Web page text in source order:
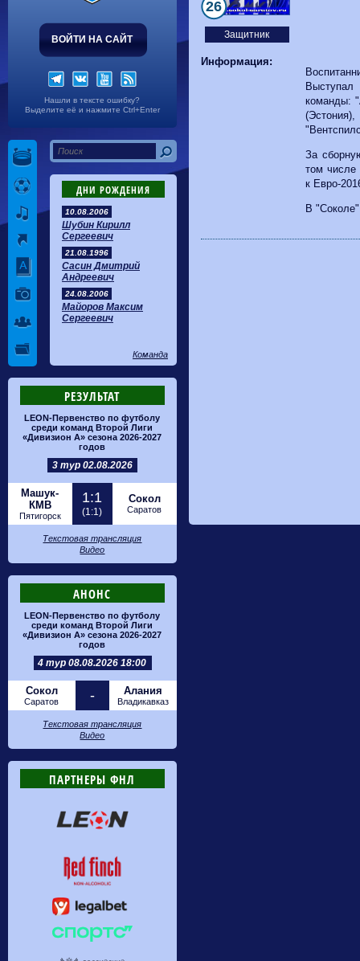
ВОЙТИ НА САЙТ
Нашли в тексте ошибку?
Выделите её и нажмите Ctrl+Enter
ДНИ РОЖДЕНИЯ
10.08.2006
Шубин Кирилл
Сергеевич
21.08.1996
Сасин Дмитрий
Андреевич
24.08.2006
Майоров Максим
Сергеевич
Команда
РЕЗУЛЬТАТ
LEON-Первенство по футболу
среди команд Второй Лиги
«Дивизион А» сезона 2026-2027
годов
3 тур 02.08.2026
Машук-
КМВ
Пятигорск
1:1
(1:1)
Сокол
Саратов
Текстовая трансляция
Видео
АНОНС
LEON-Первенство по футболу
среди команд Второй Лиги
«Дивизион А» сезона 2026-2027
годов
4 тур 08.08.2026 18:00
Сокол
Саратов - Алания
Владикавказ
Текстовая трансляция
Видео
ПАРТНЕРЫ ФНЛ
Защитник
26
Информация:
команды:
За
том числе
к Евро-
В
Калуга
0-1 Сибирь